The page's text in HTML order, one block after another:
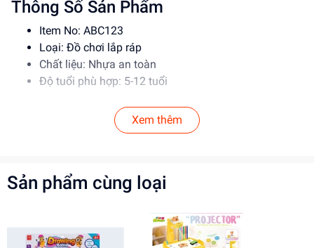
Thông Số Sản Phẩm
Item No: ABC123
Loại: Đồ chơi lắp ráp
Chất liệu: Nhựa an toàn
Độ tuổi phù hợp: 5-12 tuổi
Hướng Dẫn Sử Dụng
Đọc kỹ hướng dẫn trước khi sử dụng
Lợi Ích Phát Triển
Phát triển tư duy sáng tạo, kỹ năng giải quyết vấn đề
Rèn luyện kỹ năng phối hợp, làm việc nhóm
Xem thêm
Sản phẩm cùng loại